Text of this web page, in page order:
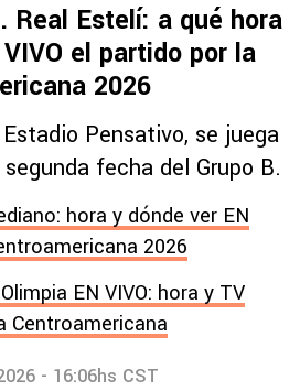
Real Estelí: a qué hora
el partido por la
2026
Pensativo, se juega
fecha del Grupo B.
hora y dónde ver EN
2026
EN VIVO: hora y TV
Centroamericana
- 16:06hs CST